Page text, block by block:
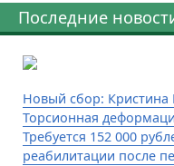
Последние
Новый сбор: Кристина
Торсионная
Требуется 152 000
реабилитации после